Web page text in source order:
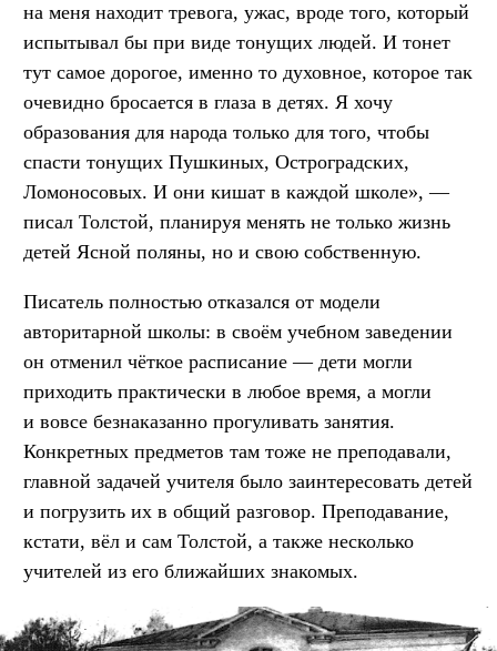
на меня находит тревога, ужас, вроде того, который
испытывал бы при виде тонущих людей. И тонет
тут самое дорогое, именно то духовное, которое так
очевидно бросается в глаза в детях. Я хочу
образования для народа только для того, чтобы
спасти тонущих Пушкиных, Остроградских,
Ломоносовых. И они кишат в каждой школе», —
писал Толстой, планируя менять не только жизнь
детей Ясной поляны, но и свою собственную.
Писатель полностью отказался от модели
авторитарной школы: в своём учебном заведении
он отменил чёткое расписание — дети могли
приходить практически в любое время, а могли
и вовсе безнаказанно прогуливать занятия.
Конкретных предметов там тоже не преподавали,
главной задачей учителя было заинтересовать детей
и погрузить их в общий разговор. Преподавание,
кстати, вёл и сам Толстой, а также несколько
учителей из его ближайших знакомых.